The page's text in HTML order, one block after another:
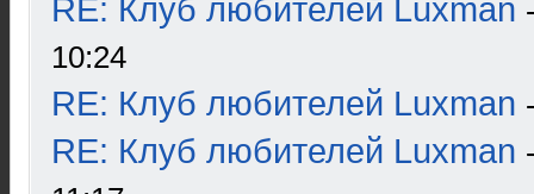
RE: Клуб любителей Luxman
10:24
RE: Клуб любителей Luxman
RE: Клуб любителей Luxman